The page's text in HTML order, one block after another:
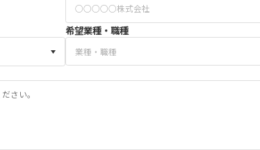
希望業種・職種